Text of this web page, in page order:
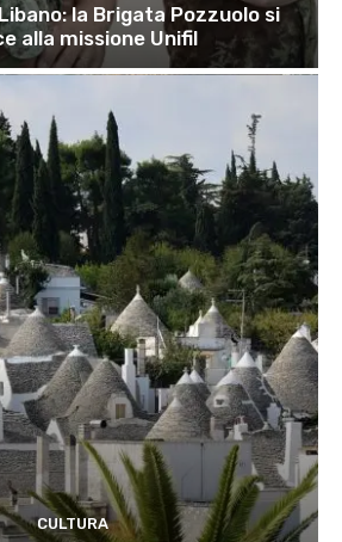
la Brigata Pozzuolo si
alla missione Unifil
CULTURA